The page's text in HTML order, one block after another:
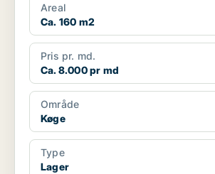
Areal
Ca. 160 m2
Pris pr. md.
Ca. 8.000 pr md
Område
Køge
Type
Lager